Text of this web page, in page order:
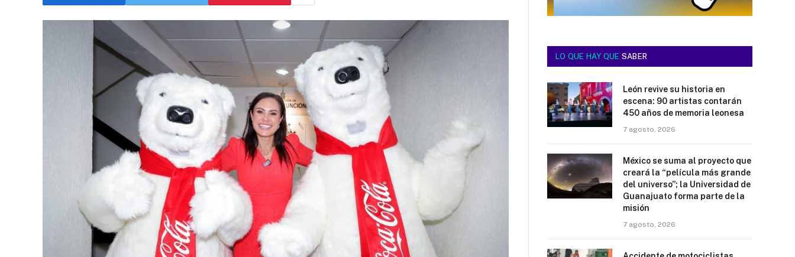
LO QUE HAY QUE SABER
León revive su historia en
escena: 90 artistas contarán
450 años de memoria leonesa
7 agosto, 2026
México se suma al proyecto que
creará la “película más grande
del universo”; la Universidad de
Guanajuato forma parte de la
misión
7 agosto, 2026